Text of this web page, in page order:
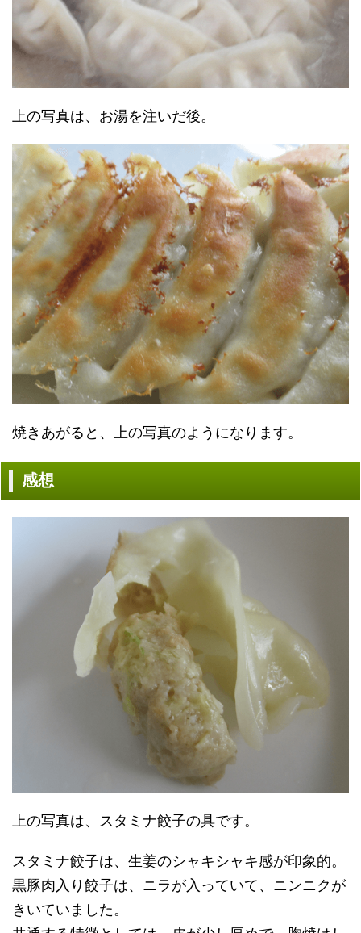
上の写真は、お湯を注いだ後。
焼きあがると、上の写真のようになります。
感想
上の写真は、スタミナ餃子の具です。
スタミナ餃子は、生姜のシャキシャキ感が印象的。
黒豚肉入り餃子は、ニラが入っていて、ニンニクが
きいていました。